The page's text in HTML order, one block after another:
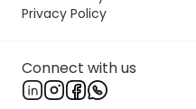
Privacy Policy
Connect with us
כנויין לקרבן חרק חרך חרף הרי
כנויין לנזירו' שבותה שקוקה נדר
במותא הרי אלו כנויין לשבועה